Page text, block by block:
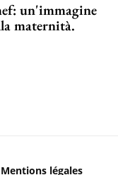
un'immagine
maternità.
Mentions légales